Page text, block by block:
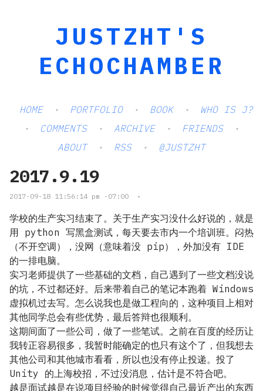
JUSTZHT'S
ECHOCHAMBER
HOME PORTFOLIO BOOK
WHO IS J?
COMMENTS
ARCHIVE
FRIENDS
ABOUT
RSS @JUSTZHT
2017.9.19
2017-09-18 11:56:14 pm -07:00 •
学校的生产实习结束了。关于生产实习没什么好说的，就是
用 python 写黑盒测试，每天要去市内一个培训班。闷热
（不开空调），没网（意味着没 pip），外加没有 IDE
的一排电脑。
实习老师提供了一些基础的文档，自己遇到了一些文档没说
的坑，不过都还好。后来带着自己的笔记本跑着 Windows
虚拟机过去写。怎么说我也是做工程向的，这种项目上相对
其他同学总会有些优势，最后答辩也很顺利。
这期间面了一些公司，做了一些笔试。之前在百度的经历让
我转正容易很多，我暂时能确定的也只有这个了，但我想去
其他公司和其他城市看看，所以也没有停止投递。投了
Unity 的上海校招，不过没消息，估计是不符合吧。
越是面试越是在说项目经验的时候觉得自己最近产出的东西